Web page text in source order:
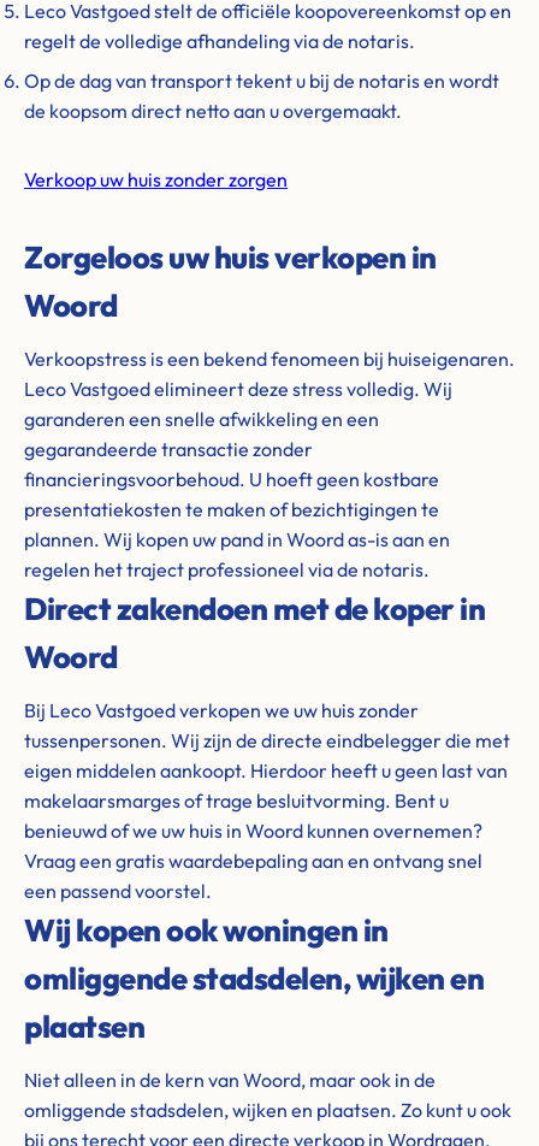
Leco Vastgoed stelt de officiële koopovereenkomst op en
regelt de volledige afhandeling via de notaris.
Op de dag van transport tekent u bij de notaris en wordt
de koopsom direct netto aan u overgemaakt.
Verkoop uw huis zonder zorgen
Zorgeloos uw huis verkopen in
Woord
Verkoopstress is een bekend fenomeen bij huiseigenaren.
Leco Vastgoed elimineert deze stress volledig. Wij
garanderen een snelle afwikkeling en een
gegarandeerde transactie zonder
financieringsvoorbehoud. U hoeft geen kostbare
presentatiekosten te maken of bezichtigingen te
plannen. Wij kopen uw pand in Woord as-is aan en
regelen het traject professioneel via de notaris.
Direct zakendoen met de koper in
Woord
Bij Leco Vastgoed verkopen we uw huis zonder
tussenpersonen. Wij zijn de directe eindbelegger die met
eigen middelen aankoopt. Hierdoor heeft u geen last van
makelaarsmarges of trage besluitvorming. Bent u
benieuwd of we uw huis in Woord kunnen overnemen?
Vraag een gratis waardebepaling aan en ontvang snel
een passend voorstel.
Wij kopen ook woningen in
omliggende stadsdelen, wijken en
plaatsen
Niet alleen in de kern van Woord, maar ook in de
omliggende stadsdelen, wijken en plaatsen. Zo kunt u ook
bij ons terecht voor een directe verkoop in Wordragen,